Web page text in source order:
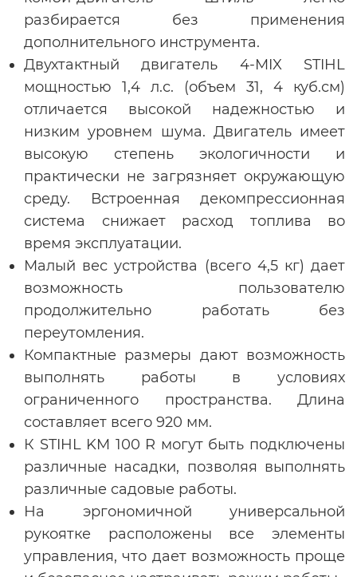
разбирается без применения
дополнительного инструмента.
Двухтактный двигатель 4-MIX STIHL
мощностью 1,4 л.с. (объем 31, 4 куб.см)
отличается высокой надежностью и
низким уровнем шума. Двигатель имеет
высокую степень экологичности и
практически не загрязняет окружающую
среду. Встроенная декомпрессионная
система снижает расход топлива во
время эксплуатации.
Малый вес устройства (всего 4,5 кг) дает
возможность пользователю
продолжительно работать без
переутомления.
Компактные размеры дают возможность
выполнять работы в условиях
ограниченного пространства. Длина
составляет всего 920 мм.
К STIHL KM 100 R могут быть подключены
различные насадки, позволяя выполнять
различные садовые работы.
На эргономичной универсальной
рукоятке расположены все элементы
управления, что дает возможность проще